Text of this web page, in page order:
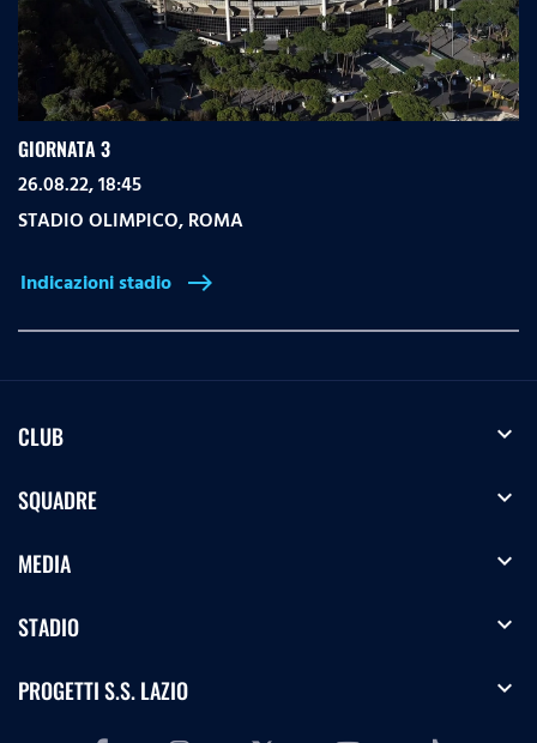
GIORNATA 3
26.08.22, 18:45
STADIO OLIMPICO,ROMA
Indicazioni stadio east
CLUB expand_more
SQUADRE expand_more
MEDIA expand_more
STADIO expand_more
PROGETTI S.S. LAZIO expand_more